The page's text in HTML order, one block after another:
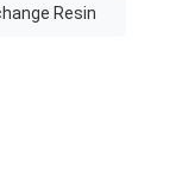
Resin